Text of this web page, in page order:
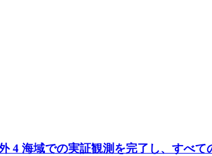
4 海域での実証観測を完了し、すべ